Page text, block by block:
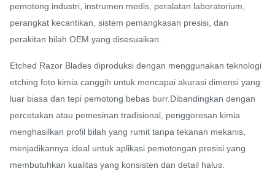
pemotong industri, instrumen medis, peralatan laboratorium,
perangkat kecantikan, sistem pemangkasan presisi, dan
perakitan bilah OEM yang disesuaikan.
Etched Razor Blades diproduksi dengan menggunakan teknologi
etching foto kimia canggih untuk mencapai akurasi dimensi yang
luar biasa dan tepi pemotong bebas burr.Dibandingkan dengan
percetakan atau pemesinan tradisional, penggoresan kimia
menghasilkan profil bilah yang rumit tanpa tekanan mekanis,
menjadikannya ideal untuk aplikasi pemotongan presisi yang
membutuhkan kualitas yang konsisten dan detail halus.